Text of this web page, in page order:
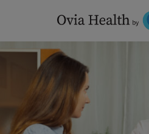
content